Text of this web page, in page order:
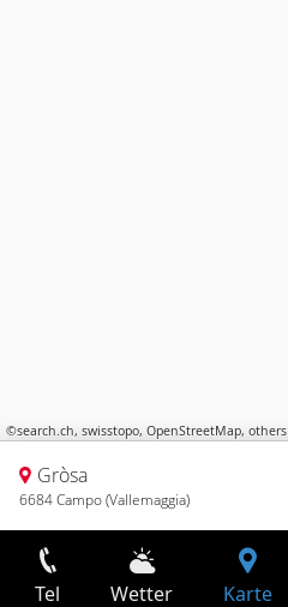
©search.ch, swisstopo, OpenStreetMap, others
Gròsa
6684 Campo (Vallemaggia)
Tel Wetter Karte